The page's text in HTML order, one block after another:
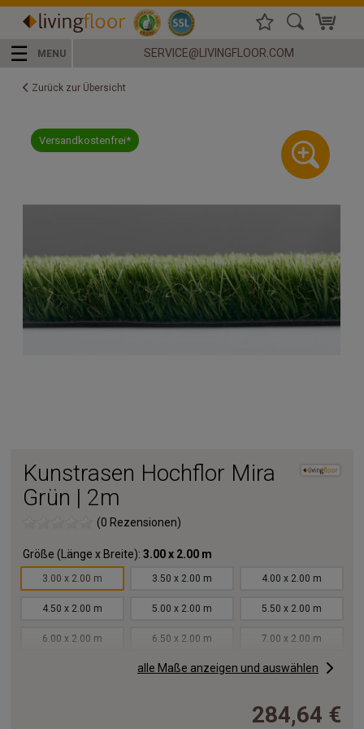
☰ MENU SERVICE@LIVINGFLOOR.COM
Zurück zur Übersicht
Versandkostenfrei*
Kunstrasen Hochflor Mira
Grün | 2m
(0 Rezensionen)
Größe (Länge x Breite): 3.00 x 2.00 m
3.00 x 2.00 m 3.50 x 2.00 m 4.00 x 2.00 m
4.50 x 2.00 m 5.00 x 2.00 m 5.50 x 2.00 m
6.00 x 2.00 m 6.50 x 2.00 m 7.00 x 2.00 m
8.00 x 2.00 m 8.50 x 2.00 m
alle Maße anzeigen und auswählen
284,64 €